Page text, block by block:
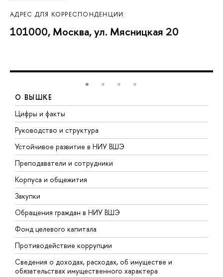
АДРЕС ДЛЯ КОРРЕСПОНДЕНЦИИ:
101000, Москва, ул. Мясницкая 20
О ВЫШКЕ
Цифры и факты
Руководство и структура
Устойчивое развитие в НИУ ВШЭ
Преподаватели и сотрудники
Корпуса и общежития
Закупки
Обращения граждан в НИУ ВШЭ
Фонд целевого капитала
Противодействие коррупции
Сведения о доходах, расходах, об имуществе и
обязательствах имущественного характера